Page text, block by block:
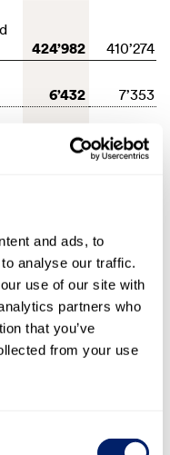
and ads, to
analyse our traffic.
use of our site with
partners who
that you’ve
from your use
424’982 410’274
6’432
7’353
-24’049
32’255
13’755
31’851
-20’617
-19’114
-35’168
406’877 370’145
450